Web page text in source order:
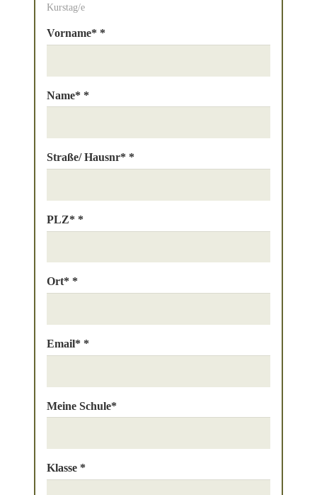
Kurstag/e
Vorname* *
Name* *
Straße/ Hausnr* *
PLZ* *
Ort* *
Email* *
Meine Schule*
Klasse *